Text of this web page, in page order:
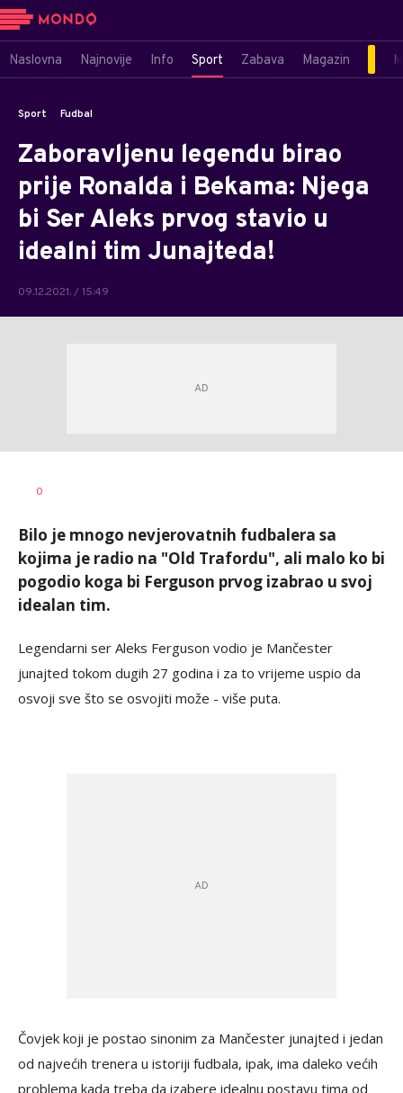
Naslovna Najnovije Info Sport Zabava Magazin
Sport Fudbal
Zaboravljenu legendu birao
prije Ronalda i Bekama: Njega
bi Ser Aleks prvog stavio u
idealni tim Junajteda!
09.12.2021. / 15:49
AUTOR
0
Bilo je mnogo nevjerovatnih fudbalera sa
kojima je radio na "Old Trafordu", ali malo ko bi
pogodio koga bi Ferguson prvog izabrao u svoj
idealan tim.
Legendarni ser Aleks Ferguson vodio je Mančester
junajted tokom dugih 27 godina i za to vrijeme uspio da
osvoji sve što se osvojiti može - više puta.
Čovjek koji je postao sinonim za Mančester junajted i jedan
od najvećih trenera u istoriji fudbala, ipak, ima daleko većih
problema kada treba da izabere idealnu postavu tima od